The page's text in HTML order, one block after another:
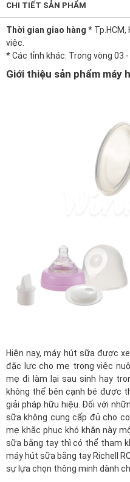
CHI TIẾT SẢN PHẨM
Thời gian giao hàng * Tp.HCM,
việc.
* Các tỉnh khác: Trong vòng 03
Giới thiệu sản phẩm máy
Hiện nay, máy hút sữa được
đặc lực cho mẹ trong việc
mẹ đi làm lại sau sinh hay
không thể bên cạnh bé được
giải pháp hữu hiệu. Đối với
sữa không cung cấp đủ cho
mẹ khắc phục khó khăn này
sữa bằng tay thì có thể tham
máy hút sữa bằng tay Richell
sự lựa chọn thông minh dành